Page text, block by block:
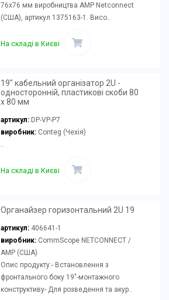
76х76 мм виробництва AMP Netconnect
(США), артикул 1375163-1. Висо..
На складі в Києві
19" кабельний організатор 2U -
односторонній, пластикові скоби 80
x 80 мм
артикул: DP-VP-P7
виробник:Conteg (Чехія)
..
На складі в Києві
Органайзер горизонтальний 2U 19
артикул: 406641-1
виробник:CommScope NETCONNECT /
AMP (США)
Опис продукту:- Встановлення з
фронтального боку 19"-монтажного
конструктиву- Для розведення та акур..